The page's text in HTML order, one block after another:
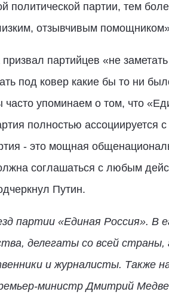
политической партии, тем
отзывчивым
партийцев «не
под ковер какие бы то ни
упоминаем о том, что
полностью
- это мощная
соглашаться с любым
Путин.
партии «Единая Россия». В
делегаты со всей
и журналисты. Также
министр Дмитрий